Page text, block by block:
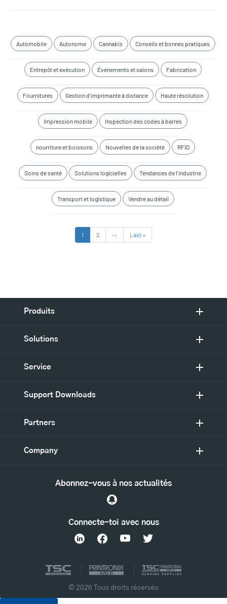
Automobile Autonome Cannabis Conseils et bonnes pratiques
Entrepôt et exécution Événements et salons Fabrication
Fournitures Gestion d'imprimante à distance Haute résolution
Impression mobile Inspection des codes à barres
nourriture et boissons Nouvelles de la société RFID
Soins de santé Solutions logicielles Tendances de l'industrie
Transport et logistique Vendre au détail
Page
courante
1 Page
2
Page
suivante
››
Dernière
page
Last »
Produits
Solutions
Service
Support Downloads
Partners
Company
Connecte-toi avec nous
Abonnez-vous à nos actualités
© 2026 Tous droits réservés